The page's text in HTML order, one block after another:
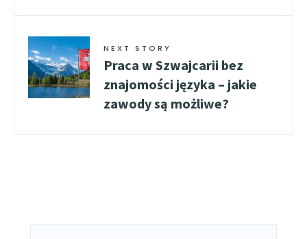
NEXT STORY
Praca w Szwajcarii bez
znajomości języka – jakie
zawody są możliwe?